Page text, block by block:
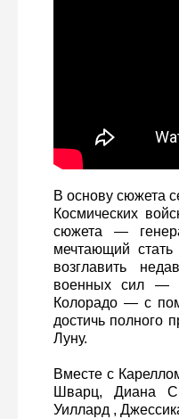
В основу сюжета
Космических
сюжета —
мечтающий
возглавить
военных сил —
Колорадо — с
достичь полного
Луну.
Вместе с
Шварц, Диана
Уиллард ,